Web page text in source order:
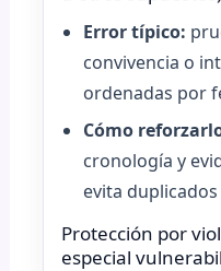
Error típico:
convivencia o
ordenadas por
Cómo
cronología y
evita
Protección por
especial